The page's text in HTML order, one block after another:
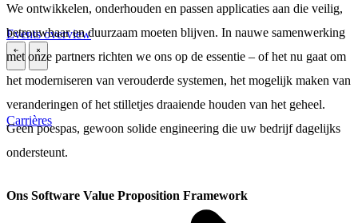
Events overview
\ \
Carrières
We ontwikkelen, onderhouden en passen applicaties aan die veilig,
betrouwbaar en duurzaam moeten blijven. In nauwe samenwerking
met onze partners richten we ons op de essentie – of het nu gaat om
het moderniseren van verouderde systemen, het mogelijk maken van
veranderingen of het stilletjes draaiende houden van het geheel.
Geen poespas, gewoon solide engineering die uw bedrijf dagelijks
ondersteunt.
Ons Software Value Proposition Framework